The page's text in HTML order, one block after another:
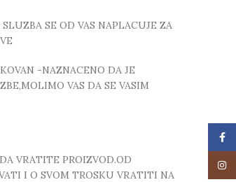
SE OD VAS NAPLACUJE ZA
-NAZNACENO DA JE
VAS DA SE VASIM
VRATITE PROIZVOD.OD
I O SVOM TROSKU VRATITI NA